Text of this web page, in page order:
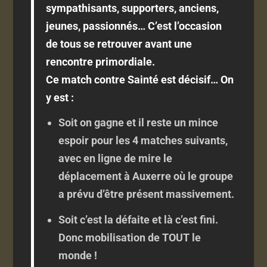
sympathisants, supporters, anciens,
jeunes, passionnés… C’est l’occasion
de tous se retrouver avant une
rencontre primordiale.
Ce match contre Sainté est décisif… On
y est :
Soit on gagne et il reste un mince
espoir pour les 4 matches suivants,
avec en ligne de mire le
déplacement à Auxerre où le groupe
a prévu d’être présent massivement.
Soit c’est la défaite et là c’est fini.
Donc mobilisation de TOUT le
monde !